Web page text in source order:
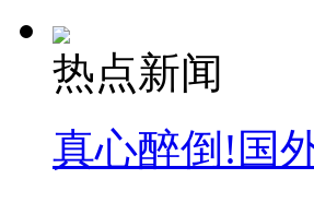
热点新闻
真心醉倒!国